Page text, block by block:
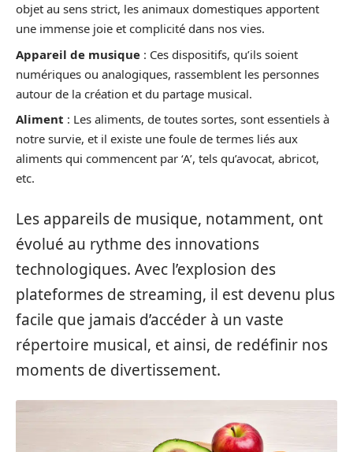
objet au sens strict, les animaux domestiques apportent
une immense joie et complicité dans nos vies.
Appareil de musique : Ces dispositifs, qu’ils soient
numériques ou analogiques, rassemblent les personnes
autour de la création et du partage musical.
Aliment : Les aliments, de toutes sortes, sont essentiels à
notre survie, et il existe une foule de termes liés aux
aliments qui commencent par ‘A’, tels qu’avocat, abricot,
etc.
Les appareils de musique, notamment, ont
évolué au rythme des innovations
technologiques. Avec l’explosion des
plateformes de streaming, il est devenu plus
facile que jamais d’accéder à un vaste
répertoire musical, et ainsi, de redéfinir nos
moments de divertissement.